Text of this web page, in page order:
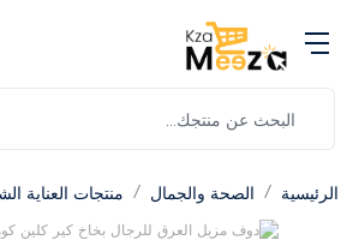
الرئيسية الصحة والجمال منتجات العناية